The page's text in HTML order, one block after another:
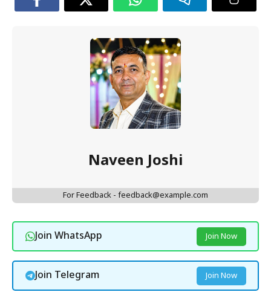
Naveen Joshi
For Feedback - feedback@example.com
Join WhatsApp Join Now
Join Telegram Join Now